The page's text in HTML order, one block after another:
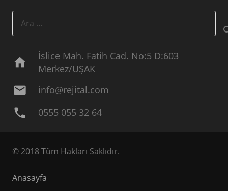
home
İslice Mah. Fatih Cad. No:5 D:603
Merkez/UŞAK
mail info@rejital.com
phone 0555 055 32 64
© 2018 Tüm Hakları Saklıdır.
Anasayfa